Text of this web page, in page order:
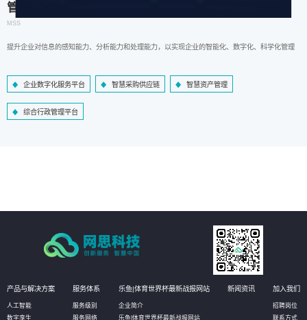
管理信息系统
MSS
提升企业对信息的感知能力、分析能力和处理能力，以实现企业的智能化、数字化、科学化管理
企业数字化服务平台 智慧采购供应链 智慧资产管理
综合行政管理平台
产品与解决方案
人工智能
数字孪生
服务体系
服务级别
服务网络
乐鱼|体育世界杯最新战报网站
企业简介
乐鱼|体育世界杯最新战报网站
新闻资讯 加入我们
招聘岗位
联系方式